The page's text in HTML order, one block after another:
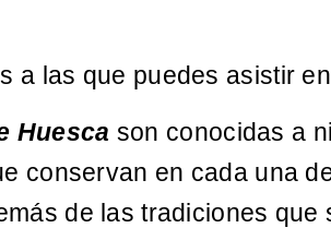
a las que puedes asistir
Huesca son conocidas a
conservan en cada una
de las tradiciones que